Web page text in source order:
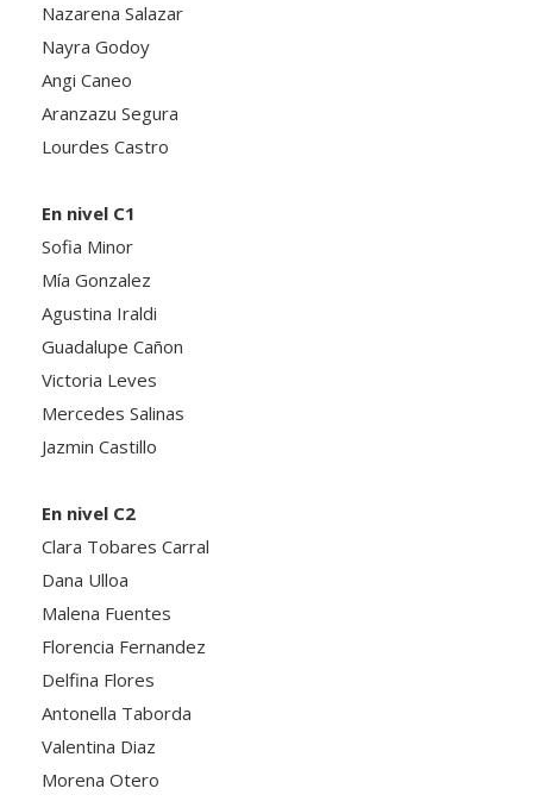
Nayra Godoy
Angi Caneo
Aranzazu Segura
Lourdes Castro
Sofia Minor
Mía Gonzalez
Agustina Iraldi
Guadalupe Cañon
Victoria Leves
Mercedes Salinas
Jazmin Castillo
Clara Tobares Carral
Dana Ulloa
Malena Fuentes
Florencia Fernandez
Delfina Flores
Antonella Taborda
Valentina Diaz
Morena Otero
Jacinta Baya